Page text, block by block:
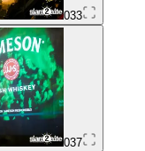
033
037